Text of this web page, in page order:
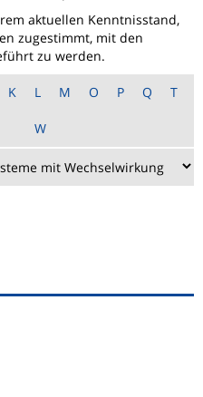
aktuellen Kenntnisstand,
zugestimmt, mit den
zu werden.
K L M O P Q T
W